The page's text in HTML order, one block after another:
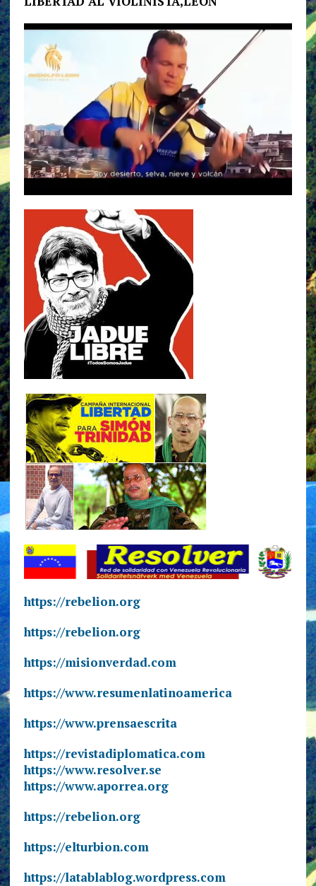
https://rebelion.org
https://rebelion.org
https://misionverdad.com
https://www.resumenlatinoamerica
https://www.prensaescrita
https://revistadiplomatica.com
https://www.resolver.se
https://www.aporrea.org
https://rebelion.org
https://elturbion.com
https://latablablog.wordpress.com